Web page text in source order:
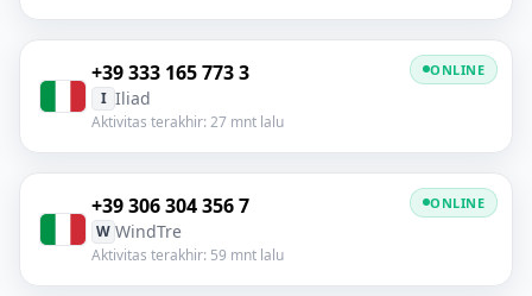
+39 333 165 773 3
I Iliad
Aktivitas terakhir: 27 mnt lalu
ONLINE
+39 306 304 356 7
W WindTre
Aktivitas terakhir: 59 mnt lalu
ONLINE